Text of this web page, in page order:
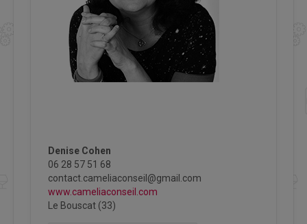
Denise Cohen
06 28 57 51 68
contact.cameliaconseil@gmail.com
www.cameliaconseil.com
Le Bouscat (33)